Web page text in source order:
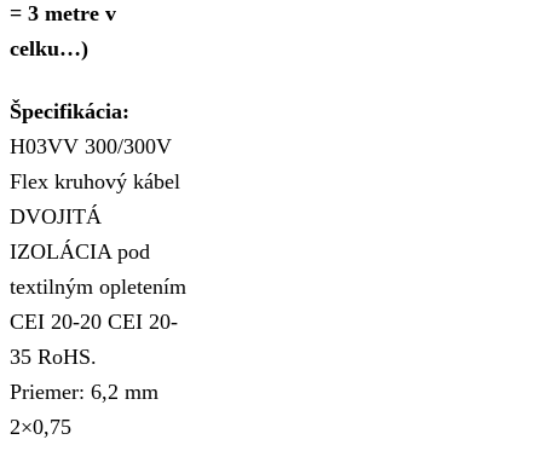
= 3 metre v
celku…)
Špecifikácia:
H03VV 300/300V
Flex kruhový kábel
DVOJITÁ
IZOLÁCIA pod
textilným opletením
CEI 20-20 CEI 20-
35 RoHS.
Priemer: 6,2 mm
2×0,75